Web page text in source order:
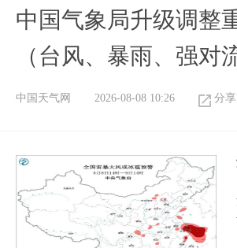
中国气象局升级调整
（台风、暴雨、强对
中国天气网 2026-08-08 10:26 分享